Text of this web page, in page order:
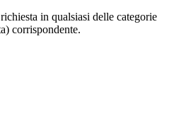
in qualsiasi delle categorie
corrispondente.